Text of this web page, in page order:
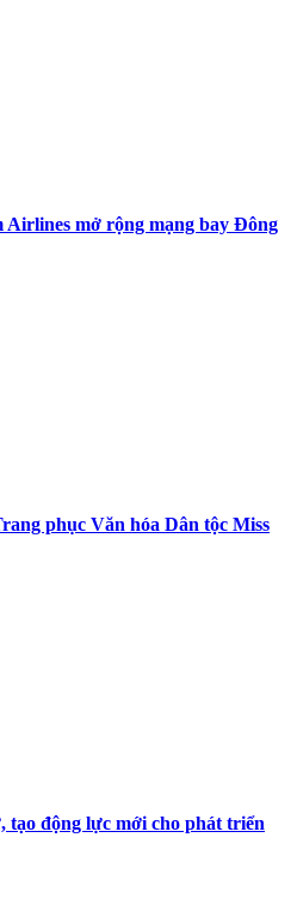
Airlines mở rộng mạng bay Đông
phục Văn hóa Dân tộc Miss
động lực mới cho phát triển